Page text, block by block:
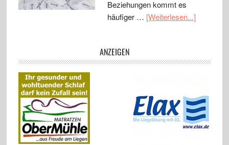
Beziehungen kommt es
häufiger … [Weiterlesen...]
ANZEIGEN